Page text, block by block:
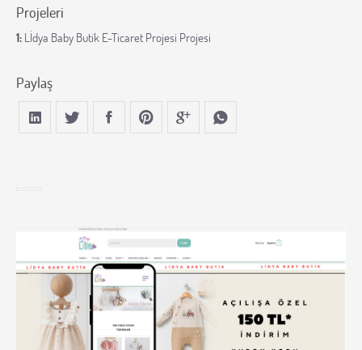
Projeleri
1: Lİdya Baby Butik E-Ticaret Projesi Projesi
Paylaş